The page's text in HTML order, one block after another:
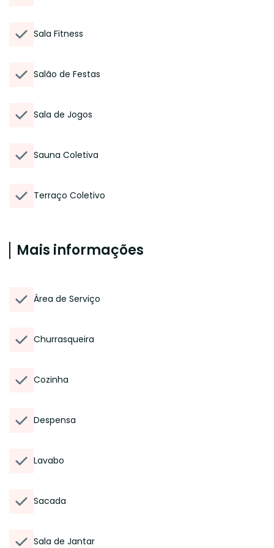
Sala Fitness
Salão de Festas
Sala de Jogos
Sauna Coletiva
Terraço Coletivo
Mais informações
Área de Serviço
Churrasqueira
Cozinha
Despensa
Lavabo
Sacada
Sala de Jantar